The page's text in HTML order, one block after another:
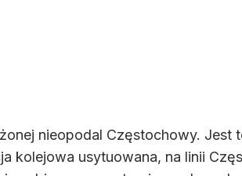
nieopodal Częstochowy.
kolejowa usytuowana, na linii